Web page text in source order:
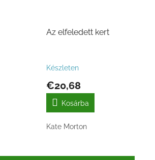
Az elfeledett kert
Készleten
€20,68
Kosárba
Kate Morton